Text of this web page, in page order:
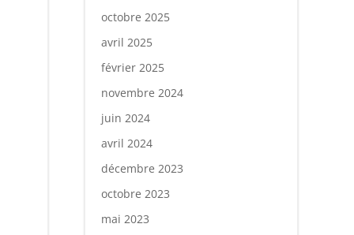
octobre 2025
avril 2025
février 2025
novembre 2024
juin 2024
avril 2024
décembre 2023
octobre 2023
mai 2023